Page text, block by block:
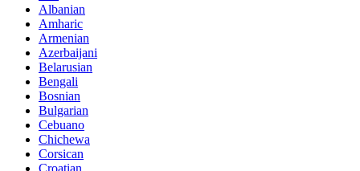
Albanian
Amharic
Armenian
Azerbaijani
Belarusian
Bengali
Bosnian
Bulgarian
Cebuano
Chichewa
Corsican
Croatian